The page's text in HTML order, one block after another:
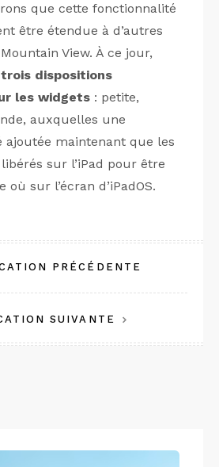
que cette fonctionnalité
être étendue à d’autres
View. À ce jour,
dispositions
les widgets : petite,
auxquelles une
ajoutée maintenant que les
sur l’iPad pour être
où sur l’écran d’iPadOS.
PRÉCÉDENTE
SUIVANTE